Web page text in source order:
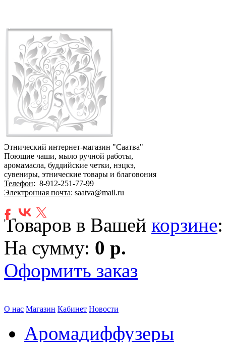
Этнический интернет-магазин "Саатва"
Поющие чаши, мыло ручной работы,
аромамасла, буддийские четки, нэцкэ,
сувениры, этнические товары и благовония
Телефон: 8-912-251-77-99
Электронная почта: saatva@mail.ru
Товаров в Вашей корзине
На сумму: 0 р.
Оформить заказ
О нас Магазин Кабинет Новости
Аромадиффузеры